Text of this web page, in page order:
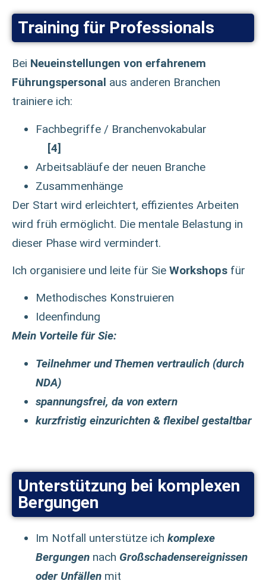
Training für Professionals
Bei Neueinstellungen von erfahrenem
Führungspersonal aus anderen Branchen
trainiere ich:
Fachbegriffe / Branchenvokabular
[4]
Arbeitsabläufe der neuen Branche
Zusammenhänge
Der Start wird erleichtert, effizientes Arbeiten
wird früh ermöglicht. Die mentale Belastung in
dieser Phase wird vermindert.
Ich organisiere und leite für Sie Workshops für
Methodisches Konstruieren
Ideenfindung
Mein Vorteile für Sie:
Teilnehmer und Themen vertraulich (durch
NDA)
spannungsfrei, da von extern
kurzfristig einzurichten & flexibel gestaltbar
Unterstützung bei komplexen
Bergungen
Im Notfall unterstütze ich komplexe
Bergungen nach Großschadensereignissen
oder Unfällen mit